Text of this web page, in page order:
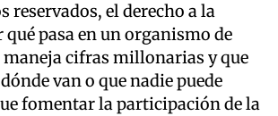
reservados, el derecho a la
qué pasa en un organismo de
cifras millonarias y que
van o que nadie puede
fomentar la participación de la